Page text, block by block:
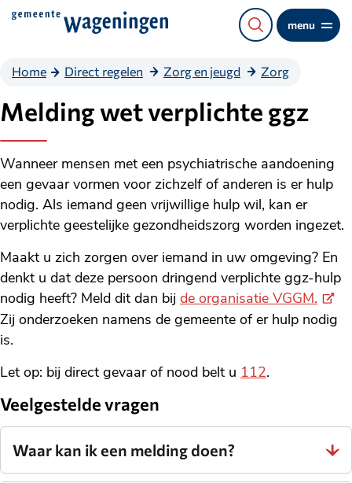
Direct
content
menu
Home Direct regelen Zorg en jeugd Zorg
Melding wet verplichte ggz
Wanneer mensen met een psychiatrische aandoening
een gevaar vormen voor zichzelf of anderen is er hulp
nodig. Als iemand geen vrijwillige hulp wil, kan er
verplichte geestelijke gezondheidszorg worden ingezet.
Maakt u zich zorgen over iemand in uw omgeving? En
denkt u dat deze persoon dringend verplichte ggz-hulp
nodig heeft? Meld dit dan bij de organisatie VGGM.
link)
Zij onderzoeken namens de gemeente of er hulp nodig
is.
Let op: bij direct gevaar of nood belt u 112.
Veelgestelde vragen
Waar kan ik een melding doen?